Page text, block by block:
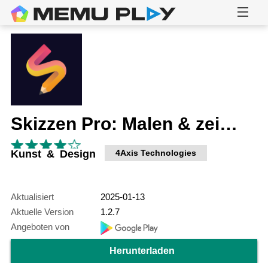
Skizzen Pro: Malen & zeichnen
Kunst & Design 4Axis Technologies
Aktualisiert
2025-01-13
Aktuelle Version
1.2.7
Angeboten von
Herunterladen